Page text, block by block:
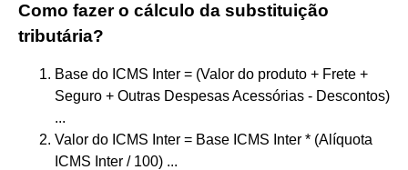
Como fazer o cálculo da substituição
tributária?
Base do ICMS Inter = (Valor do produto + Frete +
Seguro + Outras Despesas Acessórias - Descontos)
...
Valor do ICMS Inter = Base ICMS Inter * (Alíquota
ICMS Inter / 100) ...